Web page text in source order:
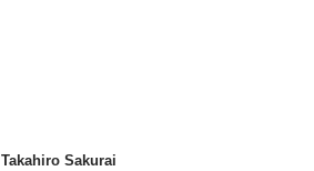
Takahiro Sakurai